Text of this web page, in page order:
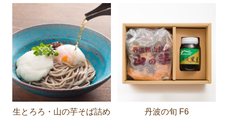
生とろろ・山の芋そば詰め
丹波の旬 F6